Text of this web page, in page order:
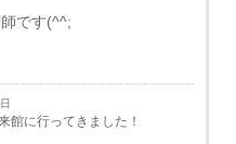
です(^^;
館に行ってきました！